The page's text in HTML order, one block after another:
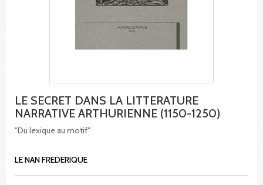
LE SECRET DANS LA LITTERATURE
NARRATIVE ARTHURIENNE (1150-1250)
"Du lexique au motif"
LE NAN FREDERIQUE